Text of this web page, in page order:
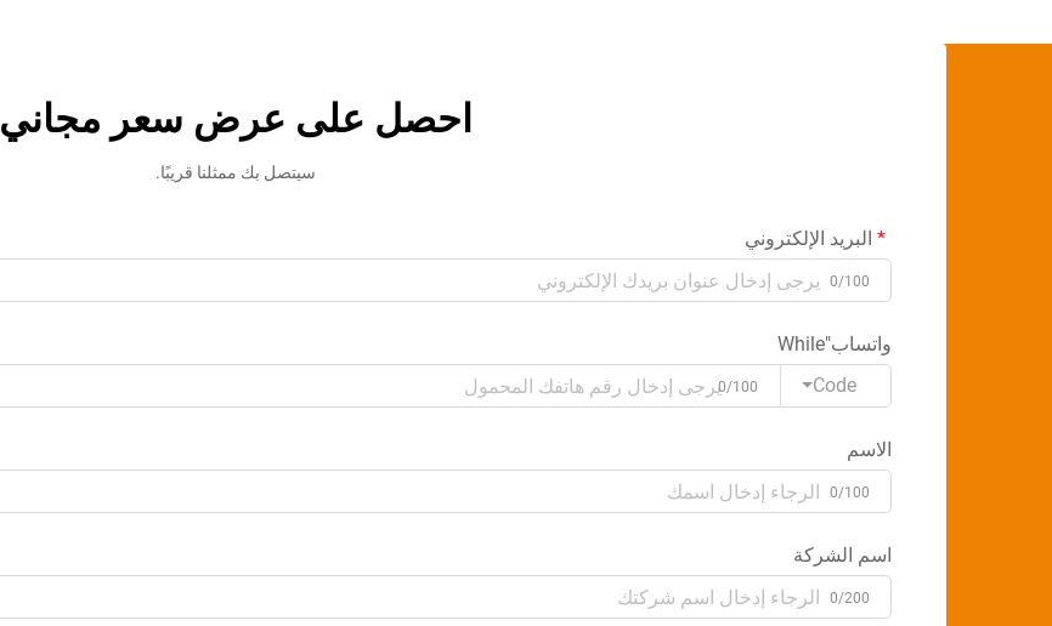
احصل على عرض سعر مجاني
سيتصل بك ممثلنا قريبًا.
البريد الإلكتروني
0/100
واتساب"While
Code
0/100
الاسم
0/100
اسم الشركة
0/200